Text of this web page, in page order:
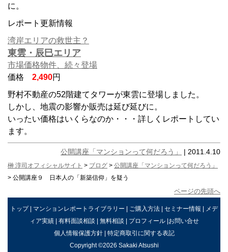
に。
レポート更新情報
湾岸エリアの救世主？
東雲・辰巳エリア
市場価格物件、続々登場
価格 2,490円
野村不動産の52階建てタワーが東雲に登場しました。
しかし、地震の影響か販売は延び延びに。
いったい価格はいくらなのか・・・詳しくレポートしてい
ます。
公開講座「マンションって何だろう」 | 2011.4.10
榊 淳司オフィシャルサイト > ブログ > 公開講座「マンションって何だろう」
> 公開講座９ 日本人の「新築信仰」を疑う
ページの先頭へ
トップ| マンションレポートライブラリー | ご購入方法 | セミナー情報 | メデ
ィア実績| 有料面談相談 | 無料相談 | プロフィール|お問い合せ
個人情報保護方針| 特定商取引に関する表記
Copyright ©2026 Sakaki Atsushi